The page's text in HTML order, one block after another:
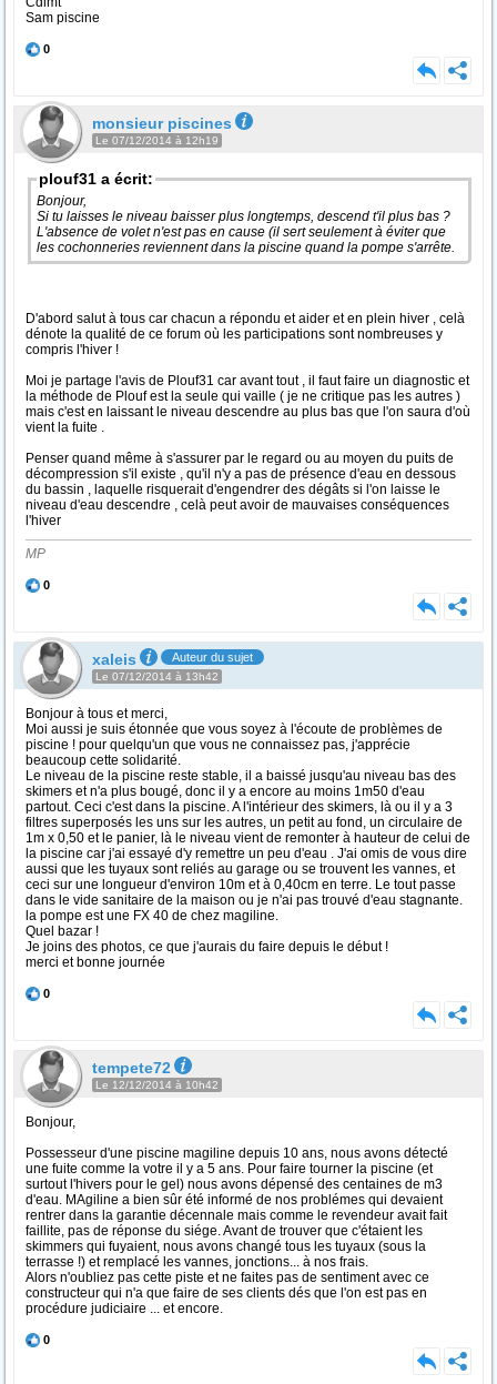
Sam piscine
0
monsieur piscines
Le 07/12/2014 à 12h19
plouf31 a écrit:
Bonjour,
Si tu laisses le niveau baisser plus longtemps, descend t'il plus bas ?
L'absence de volet n'est pas en cause (il sert seulement à éviter que
les cochonneries reviennent dans la piscine quand la pompe s'arrête.
D'abord salut à tous car chacun a répondu et aider et en plein hiver , celà
dénote la qualité de ce forum où les participations sont nombreuses y
compris l'hiver !
Moi je partage l'avis de Plouf31 car avant tout , il faut faire un diagnostic et
la méthode de Plouf est la seule qui vaille ( je ne critique pas les autres )
mais c'est en laissant le niveau descendre au plus bas que l'on saura d'où
vient la fuite .
Penser quand même à s'assurer par le regard ou au moyen du puits de
décompression s'il existe , qu'il n'y a pas de présence d'eau en dessous
du bassin , laquelle risquerait d'engendrer des dégâts si l'on laisse le
niveau d'eau descendre , celà peut avoir de mauvaises conséquences
l'hiver
MP
0
xaleis Auteur du sujet
Le 07/12/2014 à 13h42
Bonjour à tous et merci,
Moi aussi je suis étonnée que vous soyez à l'écoute de problèmes de
piscine ! pour quelqu'un que vous ne connaissez pas, j'apprécie
beaucoup cette solidarité.
Le niveau de la piscine reste stable, il a baissé jusqu'au niveau bas des
skimers et n'a plus bougé, donc il y a encore au moins 1m50 d'eau
partout. Ceci c'est dans la piscine. A l'intérieur des skimers, là ou il y a 3
filtres superposés les uns sur les autres, un petit au fond, un circulaire de
1m x 0,50 et le panier, là le niveau vient de remonter à hauteur de celui de
la piscine car j'ai essayé d'y remettre un peu d'eau . J'ai omis de vous dire
aussi que les tuyaux sont reliés au garage ou se trouvent les vannes, et
ceci sur une longueur d'environ 10m et à 0,40cm en terre. Le tout passe
dans le vide sanitaire de la maison ou je n'ai pas trouvé d'eau stagnante.
la pompe est une FX 40 de chez magiline.
Quel bazar !
Je joins des photos, ce que j'aurais du faire depuis le début !
merci et bonne journée
0
tempete72
Le 12/12/2014 à 10h42
Bonjour,
Possesseur d'une piscine magiline depuis 10 ans, nous avons détecté
une fuite comme la votre il y a 5 ans. Pour faire tourner la piscine (et
surtout l'hivers pour le gel) nous avons dépensé des centaines de m3
d'eau. MAgiline a bien sûr été informé de nos problémes qui devaient
rentrer dans la garantie décennale mais comme le revendeur avait fait
faillite, pas de réponse du siége. Avant de trouver que c'étaient les
skimmers qui fuyaient, nous avons changé tous les tuyaux (sous la
terrasse !) et remplacé les vannes, jonctions... à nos frais.
Alors n'oubliez pas cette piste et ne faites pas de sentiment avec ce
constructeur qui n'a que faire de ses clients dés que l'on est pas en
procédure judiciaire ... et encore.
0